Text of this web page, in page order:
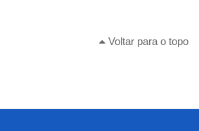
Voltar para o topo